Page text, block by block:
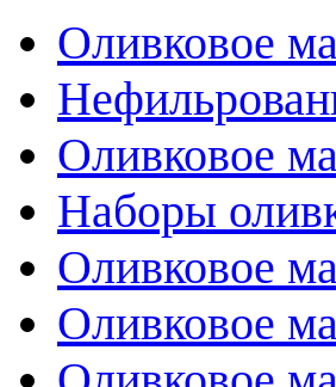
Оливковое
Оливковое
Наборы
Оливковое
Оливковое